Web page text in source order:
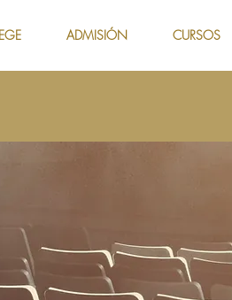
ADMISIÓN CURSOS